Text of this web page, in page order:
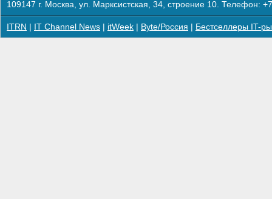
109147 г. Москва, ул. Марксистская, 34, строение 10. Телефон:
ITRN IT Channel News itWeek Byte/Россия Бестселлеры IT-